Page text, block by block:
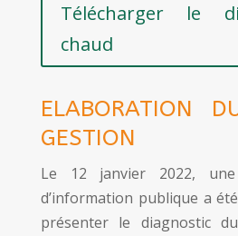
Télécharger le
chaud
ELABORATION
GESTION
Le 12 janvier 2022,
d’information publique a
présenter le diagnostic